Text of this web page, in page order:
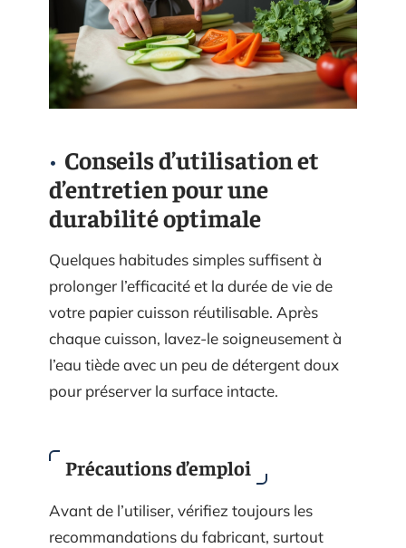
Conseils d’utilisation et
d’entretien pour une
durabilité optimale
Quelques habitudes simples suffisent à
prolonger l’efficacité et la durée de vie de
votre papier cuisson réutilisable. Après
chaque cuisson, lavez-le soigneusement à
l’eau tiède avec un peu de détergent doux
pour préserver la surface intacte.
Précautions d’emploi
Avant de l’utiliser, vérifiez toujours les
recommandations du fabricant, surtout